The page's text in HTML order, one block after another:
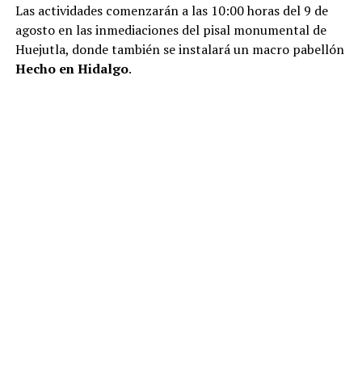
Las actividades comenzarán a las 10:00 horas del 9 de
agosto en las inmediaciones del pisal monumental de
Huejutla, donde también se instalará un macro pabellón
Hecho en Hidalgo.